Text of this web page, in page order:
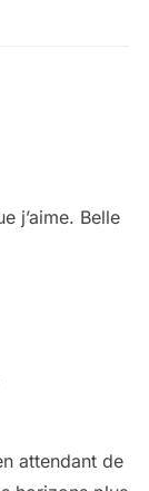
j’aime. Belle
attendant de